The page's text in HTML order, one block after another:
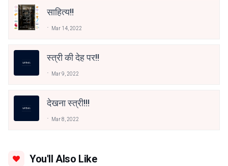
साहित्य!!
Mar 14, 2022
स्त्री की देह पर!!
Mar 9, 2022
देखना स्त्री!!!
Mar 8, 2022
You'll Also Like